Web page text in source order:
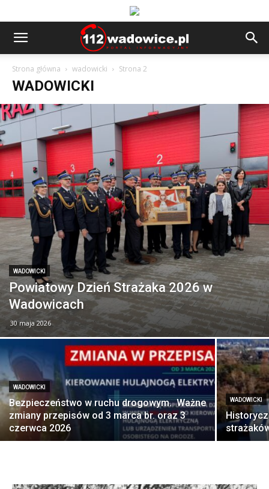
Strona główna wadowicki Strona 2
WADOWICKI
WADOWICKI
Powiatowy Dzień Strażaka 2026 w
Wadowicach
30 maja 2026
WADOWICKI
Bezpieczeństwo w ruchu drogowym. Ważne
zmiany przepisów od 3 marca br. oraz 3
czerwca 2026
WADOWICKI